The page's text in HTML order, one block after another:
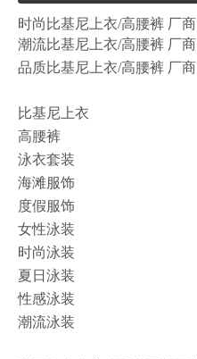
时尚比基尼上衣/高腰裤 厂商
潮流比基尼上衣/高腰裤 厂商
品质比基尼上衣/高腰裤 厂商
比基尼上衣
高腰裤
泳衣套装
海滩服饰
度假服饰
女性泳装
时尚泳装
夏日泳装
性感泳装
潮流泳装